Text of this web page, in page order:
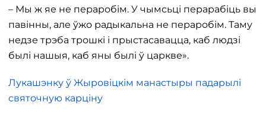
– Мы ж яе не пераробім. У чымсьці перарабіць вы
павінны, але ўжо радыкальна не пераробім. Таму
недзе трэба трошкі і прыстасавацца, каб людзі
былі нашыя, каб яны былі ў царкве».
Лукашэнку ў Жыровіцкім манастыры падарылі
святочную карціну